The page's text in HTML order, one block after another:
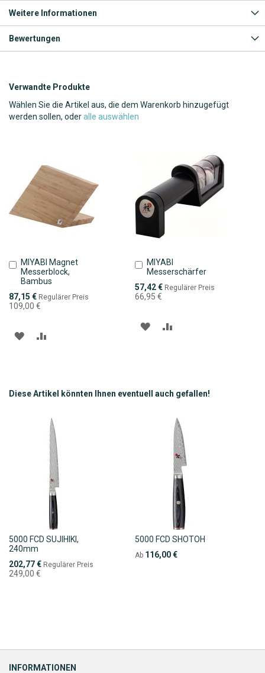
Weitere Informationen
Bewertungen
Verwandte Produkte
Wählen Sie die Artikel aus, die dem Warenkorb hinzugefügt
werden sollen, oderalle auswählen
MIYABI Magnet
Messerblock,
Bambus
Sonderpreis
87,15 € Regulärer Preis
109,00 €
In
den
Warenkorb
ZUR
MIYABI
Messerschärfer
Sonderpreis
57,42 € Regulärer Preis
66,95 €
In
den
Warenkorb
ZUR
Diese Artikel könnten Ihnen eventuell auch gefallen!
5000 FCD SUJIHIKI,
240mm
Sonderpreis
202,77 € Regulärer Preis
249,00 €
5000 FCD SHOTOH
Ab 116,00 €
INFORMATIONEN